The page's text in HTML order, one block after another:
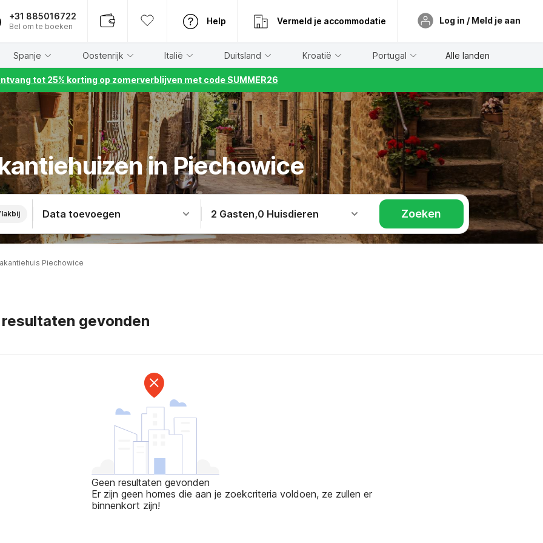
+31 885016722
Bel om te boeken
Help Vermeld je accommodatie Log in / Meld je aan
Spanje Oostenrijk Italië Duitsland Kroatië Portugal Alle landen
tot 25% korting op zomerverblijven met code SUMMER26
in Piechowice
Data toevoegen 2 Gasten,0 Huisdieren Zoeken
Piechowice
resultaten gevonden
Geen resultaten gevonden
Er zijn geen homes die aan je zoekcriteria voldoen, ze zullen er
binnenkort zijn!